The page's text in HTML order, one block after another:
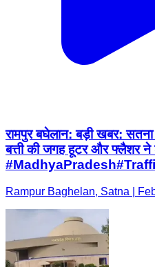
रामपुर बघेलान: ​बड़ी खबर:
बत्ती की जगह हूटर और फ्लैशर
#MadhyaPradesh
Rampur Baghelan, Satna |